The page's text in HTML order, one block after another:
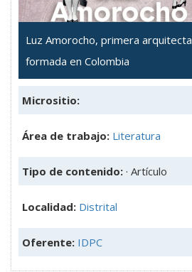
Luz Amorocho, primera arquitecta
formada en Colombia
Micrositio:
Área de trabajo: Literatura
Tipo de contenido: · Artículo
Localidad: Distrital
Oferente: IDPC